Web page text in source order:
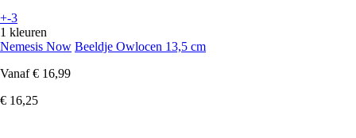
+-3
1 kleuren
Nemesis Now Beeldje Owlocen 13,5 cm
Vanaf € 16,99
€ 16,25